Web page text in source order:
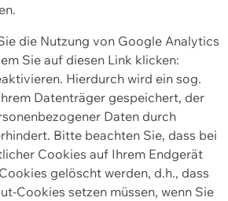
die Nutzung von Google Analytics
Sie auf diesen Link klicken:
Hierdurch wird ein sog.
Datenträger gespeichert, der
Daten durch
Bitte beachten Sie, dass bei
Cookies auf Ihrem Endgerät
gelöscht werden, d.h., dass
Cookies setzen müssen, wenn Sie